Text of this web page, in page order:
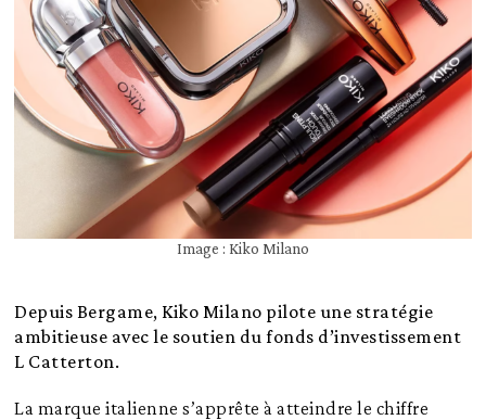
Image : Kiko Milano
Depuis Bergame, Kiko Milano pilote une stratégie
ambitieuse avec le soutien du fonds d’investissement
L Catterton.
La marque italienne s’apprête à atteindre le chiffre